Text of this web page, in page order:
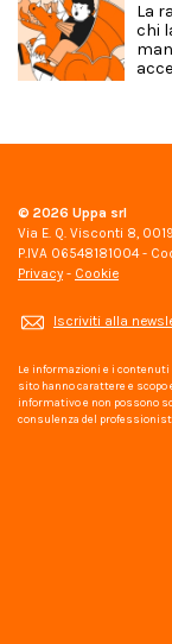
La
chi
© 2026 Uppa srl
Via E. Q. Visconti 8,
P.IVA 06548181004 -
Privacy - Cookie
Iscriviti alla
Le informazioni e i
sito hanno carattere e
informativo e non possono
consulenza del